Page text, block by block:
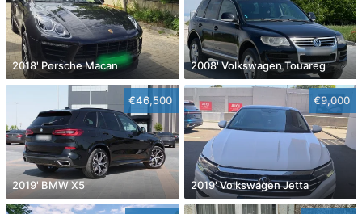
2018' Porsche Macan 2008' Volkswagen Touareg
€46,500
2019' BMW X5
€9,000
2019' Volkswagen Jetta